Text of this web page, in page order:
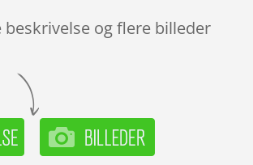
beskrivelse og flere billeder